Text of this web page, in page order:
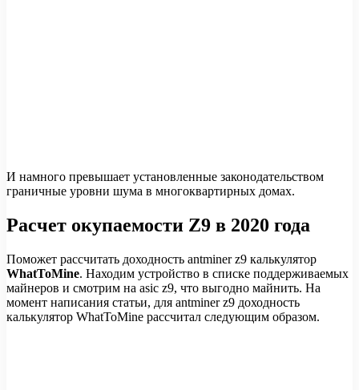
И намного превышает установленные законодательством
граничные уровни шума в многоквартирных домах.
Расчет окупаемости Z9 в 2020 года
Поможет рассчитать доходность antminer z9 калькулятор
WhatToMine. Находим устройство в списке поддерживаемых
майнеров и смотрим на asic z9, что выгодно майнить. На
момент написания статьи, для antminer z9 доходность
калькулятор WhatToMine рассчитал следующим образом.